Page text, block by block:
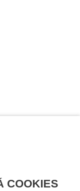
COOKIES